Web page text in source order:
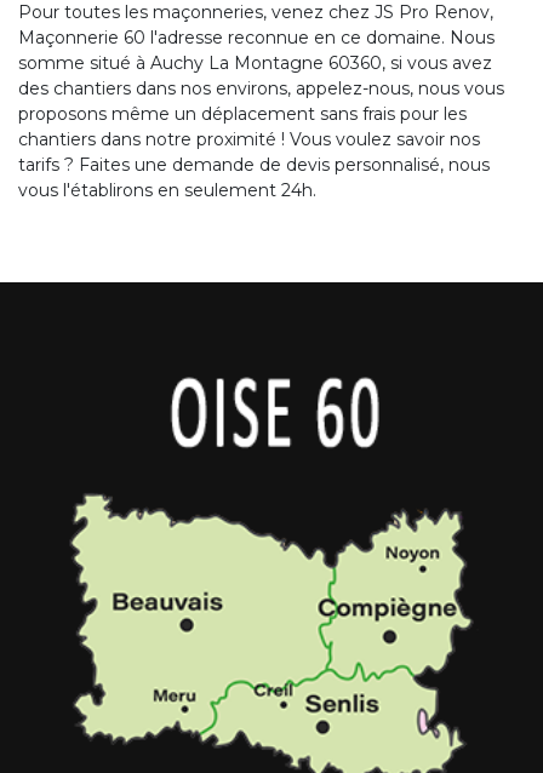
Pour toutes les maçonneries, venez chez JS Pro Renov,
Maçonnerie 60 l'adresse reconnue en ce domaine. Nous
somme situé à Auchy La Montagne 60360, si vous avez
des chantiers dans nos environs, appelez-nous, nous vous
proposons même un déplacement sans frais pour les
chantiers dans notre proximité ! Vous voulez savoir nos
tarifs ? Faites une demande de devis personnalisé, nous
vous l'établirons en seulement 24h.